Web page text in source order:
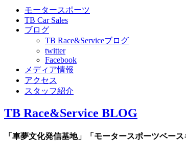
モータースポーツ
TB Car Sales
ブログ
TB Race&Serviceブログ
twitter
Facebook
メディア情報
アクセス
スタッフ紹介
TB Race&Service BLOG
「車夢文化発信基地」「モータースポーツベー